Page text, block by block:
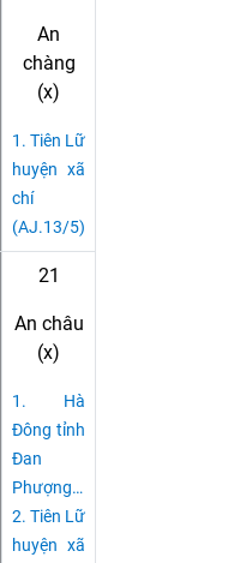
An
chàng
(x)
1. Tiên Lữ
huyện xã
chí
(AJ.13/5)
21
An châu
(x)
1. Hà
Đông tỉnh
Đan
Phượng…
2. Tiên Lữ
huyện xã